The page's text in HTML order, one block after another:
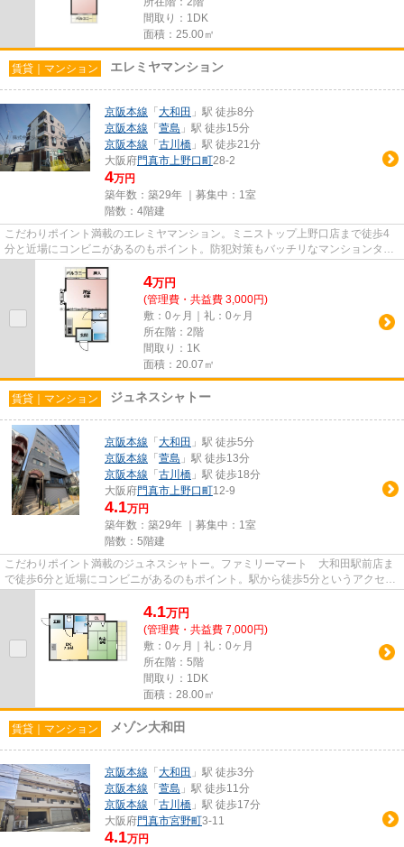
間取り：1DK
面積：25.00㎡
賃貸｜マンション エレミヤマンション
京阪本線 「 大和田 」駅 徒歩8分
京阪本線 「 萱島 」駅 徒歩15分
京阪本線 「 古川橋 」駅 徒歩21分
大阪府門真市上野口町28-2
4万円
築年数：築29年 ｜募集中： 1室
階数：4階建
こだわりポイント満載のエレミヤマンション。ミニストップ上野口店まで徒歩4
分と近場にコンビニがあるのもポイント。防犯対策もバッチリなマンションタイ
プの物件です。行動範囲が広が...
4万円
(管理費・共益費 3,000円)
敷：0ヶ月｜礼：0ヶ月
所在階：2階
間取り：1K
面積：20.07㎡
賃貸｜マンション ジュネスシャトー
京阪本線 「 大和田 」駅 徒歩5分
京阪本線 「 萱島 」駅 徒歩13分
京阪本線 「 古川橋 」駅 徒歩18分
大阪府門真市上野口町12-9
4.1万円
築年数：築29年 ｜募集中： 1室
階数：5階建
こだわりポイント満載のジュネスシャトー。ファミリーマート 大和田駅前店ま
で徒歩6分と近場にコンビニがあるのもポイント。駅から徒歩5分というアクセス
4.1万円
(管理費・共益費 7,000円)
敷：0ヶ月｜礼：0ヶ月
所在階：5階
間取り：1DK
面積：28.00㎡
賃貸｜マンション メゾン大和田
京阪本線 「 大和田 」駅 徒歩3分
京阪本線 「 萱島 」駅 徒歩11分
京阪本線 「 古川橋 」駅 徒歩17分
大阪府門真市宮野町3-11
4.1万円